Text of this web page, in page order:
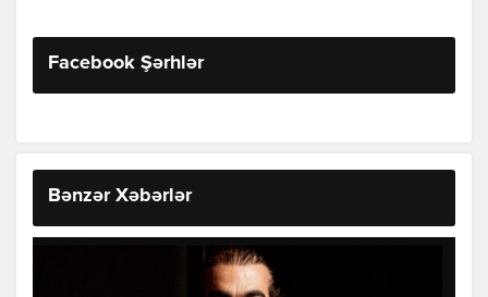
Facebook Şərhlər
Bənzər Xəbərlər